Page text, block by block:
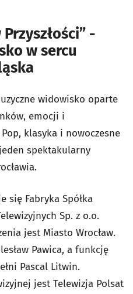
-
w sercu
widowisko oparte
emocji i
klasyka i nowoczesne
spektakularny
się Fabryka Spółka
Sp. z o.o.
jest Miasto Wrocław.
Pawica, a funkcję
Pascal Litwin.
jest Telewizja Polsat